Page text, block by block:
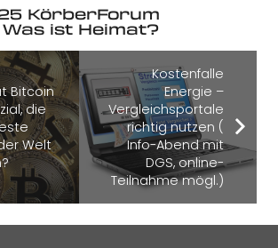
KörberForum
ist Heimat?
Bitcoin
die
Welt
Kostenfalle
Energie –
Vergleichsportale
richtig nutzen (
Info-Abend mit
DGS, online-
Teilnahme mögl.)